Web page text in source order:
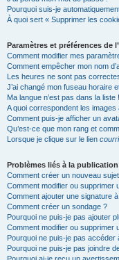
Pourquoi suis-je
À quoi sert « Supprimer les
Paramètres et préférences de
Comment modifier mes
Comment empêcher mon nom
Les heures ne sont pas
J’ai changé mon fuseau horaire
Ma langue n’est pas dans la liste !
A quoi correspondent les images
Comment puis-je afficher un
Qu’est-ce que mon rang et
Lorsque je clique sur le lien
Problèmes liés à la
Comment créer un nouveau
Comment modifier ou supprimer
Comment ajouter une signature
Comment créer un sondage ?
Pourquoi ne puis-je pas ajouter
Comment modifier ou supprimer
Pourquoi ne puis-je pas accéder
Pourquoi ne puis-je pas joindre